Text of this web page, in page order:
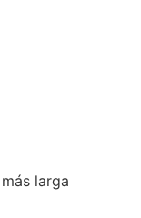
larga